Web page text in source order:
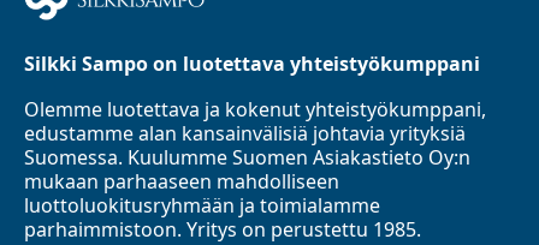
Silkki Sampo on luotettava yhteistyökumppani
Olemme luotettava ja kokenut yhteistyökumppani,
edustamme alan kansainvälisiä johtavia yrityksiä
Suomessa. Kuulumme Suomen Asiakastieto Oy:n
mukaan parhaaseen mahdolliseen
luottoluokitusryhmään ja toimialamme
parhaimmistoon. Yritys on perustettu 1985.